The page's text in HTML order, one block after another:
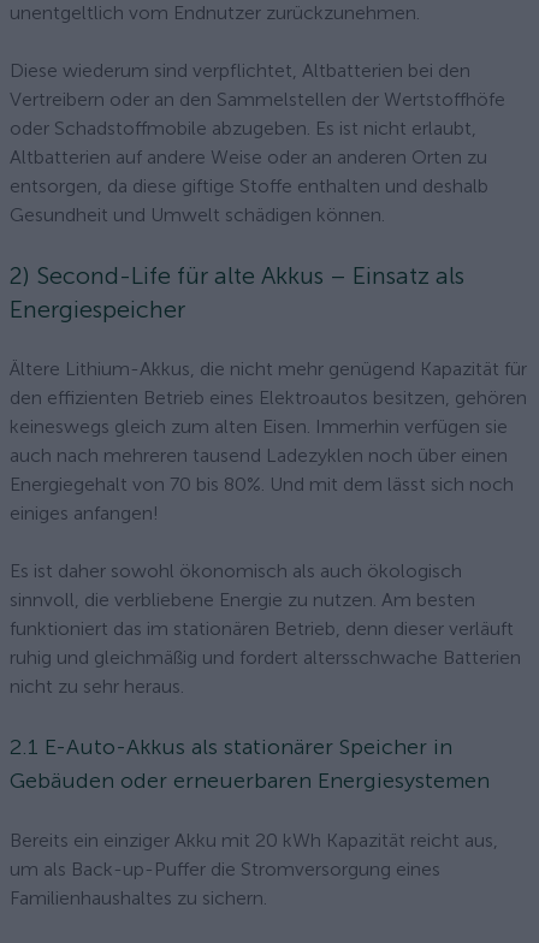
unentgeltlich vom Endnutzer zurückzunehmen.
Diese wiederum sind verpflichtet, Altbatterien bei den
Vertreibern oder an den Sammelstellen der Wertstoffhöfe
oder Schadstoffmobile abzugeben. Es ist nicht erlaubt,
Altbatterien auf andere Weise oder an anderen Orten zu
entsorgen, da diese giftige Stoffe enthalten und deshalb
Gesundheit und Umwelt schädigen können.
2) Second-Life für alte Akkus – Einsatz als
Energiespeicher
Ältere Lithium-Akkus, die nicht mehr genügend Kapazität für
den effizienten Betrieb eines Elektroautos besitzen, gehören
keineswegs gleich zum alten Eisen. Immerhin verfügen sie
auch nach mehreren tausend Ladezyklen noch über einen
Energiegehalt von 70 bis 80%. Und mit dem lässt sich noch
einiges anfangen!
Es ist daher sowohl ökonomisch als auch ökologisch
sinnvoll, die verbliebene Energie zu nutzen. Am besten
funktioniert das im stationären Betrieb, denn dieser verläuft
ruhig und gleichmäßig und fordert altersschwache Batterien
nicht zu sehr heraus.
2.1 E-Auto-Akkus als stationärer Speicher in
Gebäuden oder erneuerbaren Energiesystemen
Bereits ein einziger Akku mit 20 kWh Kapazität reicht aus,
um als Back-up-Puffer die Stromversorgung eines
Familienhaushaltes zu sichern.